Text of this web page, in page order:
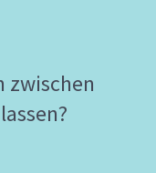
zwischen